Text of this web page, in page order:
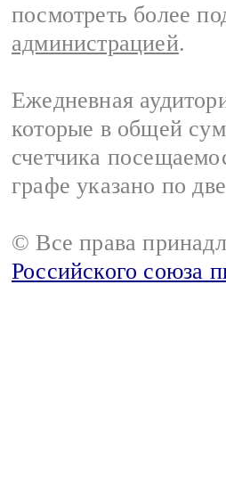
посмотреть более
администрацией.
Ежедневная
которые в общей
счетчика
графе указано по
© Все права
Российского союза